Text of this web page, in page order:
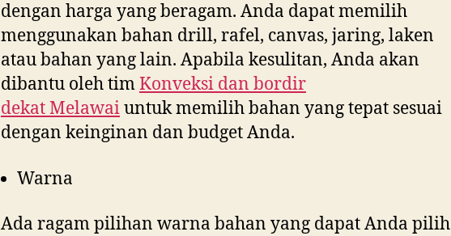
dengan harga yang beragam. Anda dapat memilih
menggunakan bahan drill, rafel, canvas, jaring, laken
atau bahan yang lain. Apabila kesulitan, Anda akan
dibantu oleh timKonveksi dan bordir
dekatMelawaiuntuk memilih bahan yang tepat sesuai
dengan keinginan dan budget Anda.
Warna
Ada ragam pilihan warna bahan yang dapat Anda pilih